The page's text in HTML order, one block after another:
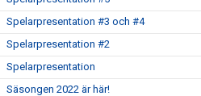
Spelarpresentation #3 och #4
Spelarpresentation #2
Spelarpresentation
Säsongen 2022 är här!